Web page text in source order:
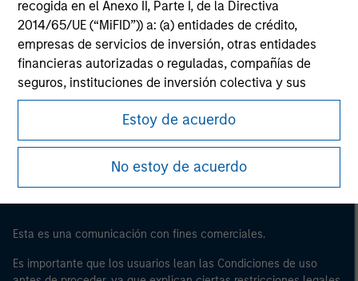
recogida en el Anexo II, Parte I, de la Directiva
2014/65/UE (“MiFID”)) a: (a) entidades de crédito,
empresas de servicios de inversión, otras entidades
financieras autorizadas o reguladas, compañías de
seguros, instituciones de inversión colectiva y sus
sociedades de gestión, fondos de pensiones y sus
sociedades de gestión, operadores en materias primas
y en derivados de materias primas u otros inversores
institucionales, en cada caso que deban estar
autorizados o regulados para operar en mercados
tamaño de la empresa: (i) total del balance: 20.000.000
EUR, (ii) volumen de negocios neto: 40.000.000 EUR o
(iii) fondos propios: 2.000.000 EUR, que intervengan por
Estoy de acuerdo
No estoy de acuerdo
Morgan Stanley
Morgan Stanley Careers
Esta es una comunicación con fines comerciales.
Es importante que los usuarios lean las Condiciones de uso